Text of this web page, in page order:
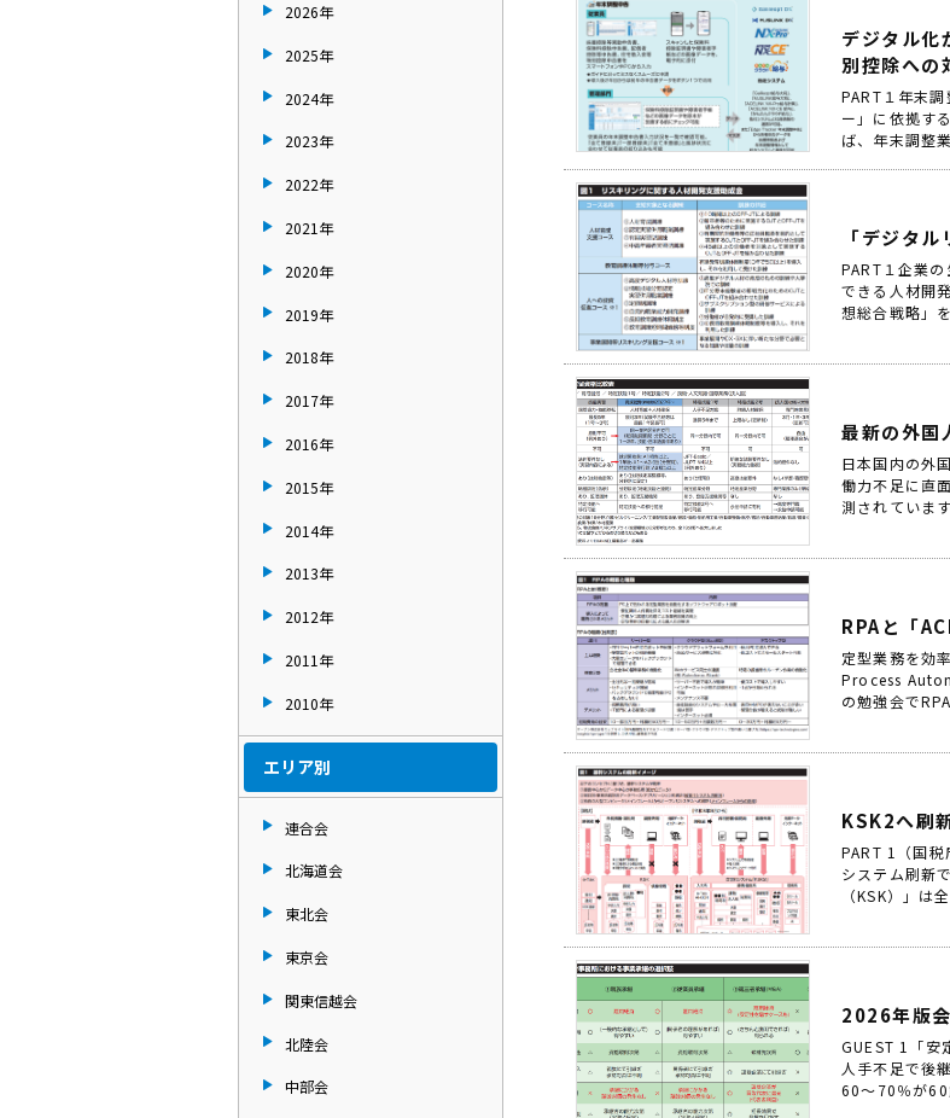
2026年
2025年
2024年
2023年
2022年
2021年
2020年
2019年
2018年
2017年
2016年
2015年
2014年
2013年
2012年
2011年
2010年
エリア別
連合会
北海道会
東北会
東京会
関東信越会
北陸会
中部会
デジタル化
別控除への
PART１年末
ー」に依拠す
ば、年末調整
「デジタ
PART１企業
できる人材開
想総合戦略」
最新の外国
日本国内の外
働力不足に直
測されていま
RPAと「
定型業務を効
Process
の勉強会で
KSK2へ刷
PART 1（国税
システム刷新
（KSK）」は
2026年版
GUEST 1「安
人手不足で後
60～70％が